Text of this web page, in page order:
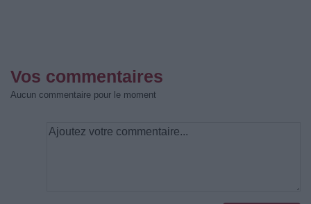
Vos commentaires
Aucun commentaire pour le moment